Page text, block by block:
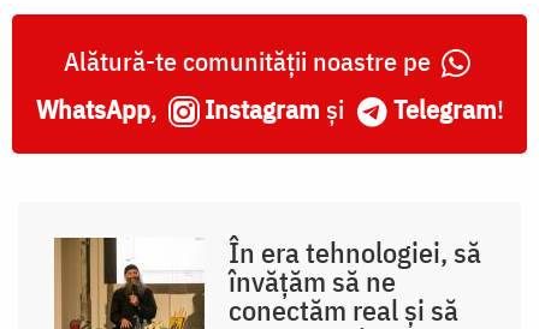
Alătură-te comunității noastre pe
WhatsApp, Instagram și Telegram!
În era tehnologiei, să
învățăm să ne
conectăm real și să